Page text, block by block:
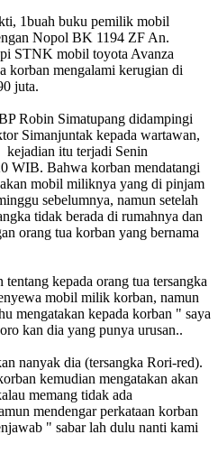
1buah buku pemilik mobil
Nopol BK 1194 ZF An.
STNK mobil toyota Avanza
korban mengalami kerugian di
juta.
Robin Simatupang didampingi
Simanjuntak kepada wartawan,
kejadian itu terjadi Senin
WIB. Bahwa korban mendatangi
mobil miliknya yang di pinjam
sebelumnya, namun setelah
tidak berada di rumahnya dan
orang tua korban yang bernama
kepada orang tua tersangka
mobil milik korban, namun
mengatakan kepada korban " saya
kan dia yang punya urusan..
nanyak dia (tersangka Rori-red).
kemudian mengatakan akan
memang tidak ada
mendengar perkataan korban
" sabar lah dulu nanti kami